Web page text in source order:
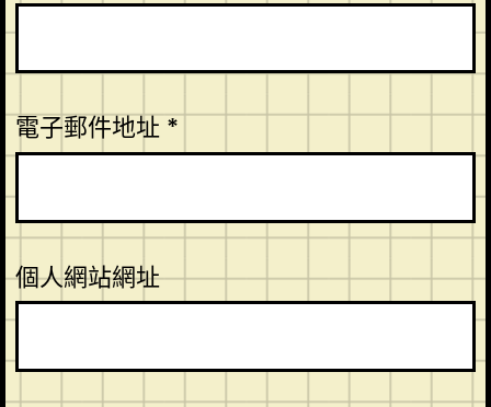
電子郵件地址 *
個人網站網址